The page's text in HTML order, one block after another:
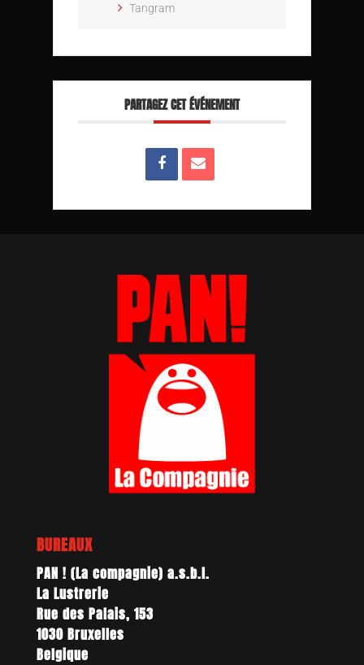
Tangram
PARTAGEZ CET ÉVÉNEMENT
BUREAUX
PAN ! (La compagnie) a.s.b.l.
La Lustrerie
Rue des Palais, 153
1030 Bruxelles
Belgique